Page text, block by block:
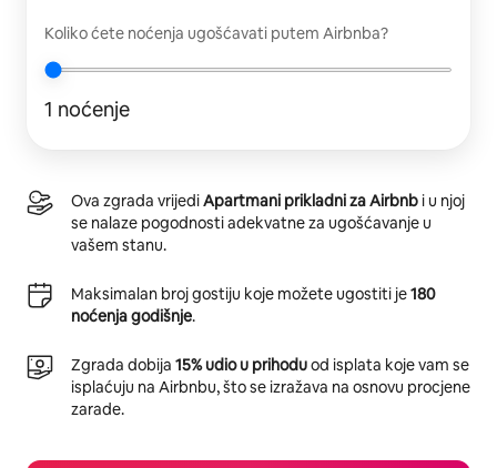
Koliko ćete noćenja ugošćavati putem Airbnba?
1 noćenje
Ova zgrada vrijediApartmani prikladni za Airbnb i u njoj
se nalaze pogodnosti adekvatne za ugošćavanje u
vašem stanu.
Maksimalan broj gostiju koje možete ugostiti je180
noćenja godišnje.
Zgrada dobija 15% udio u prihoduod isplata koje vam se
isplaćuju na Airbnbu, što se izražava na osnovu procjene
zarade.